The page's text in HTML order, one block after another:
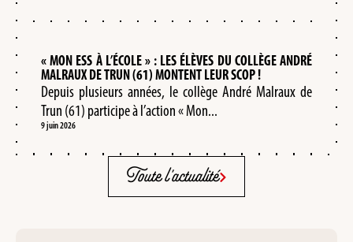
« MON ESS À L’ÉCOLE » : LES ÉLÈVES DU COLLÈGE ANDRÉ
MALRAUX DE TRUN (61) MONTENT LEUR SCOP !
Depuis plusieurs années, le collège André Malraux de
Trun (61) participe à l’action « Mon...
9 juin 2026
Toute l'actualité